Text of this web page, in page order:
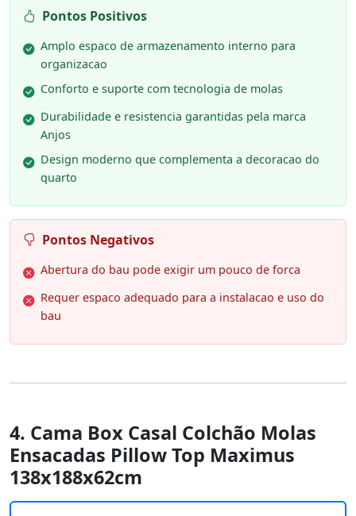
Pontos Positivos
Amplo espaco de armazenamento interno para
organizacao
Conforto e suporte com tecnologia de molas
Durabilidade e resistencia garantidas pela marca
Anjos
Design moderno que complementa a decoracao do
quarto
Pontos Negativos
Abertura do bau pode exigir um pouco de forca
Requer espaco adequado para a instalacao e uso do
bau
4. Cama Box Casal Colchão Molas
Ensacadas Pillow Top Maximus
138x188x62cm